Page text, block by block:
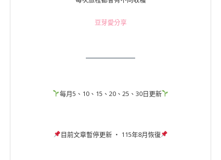
豆芽愛分享
每月5、10、15、20、25、30日更新
目前文章暫停更新 ‧ 115年8月恢復